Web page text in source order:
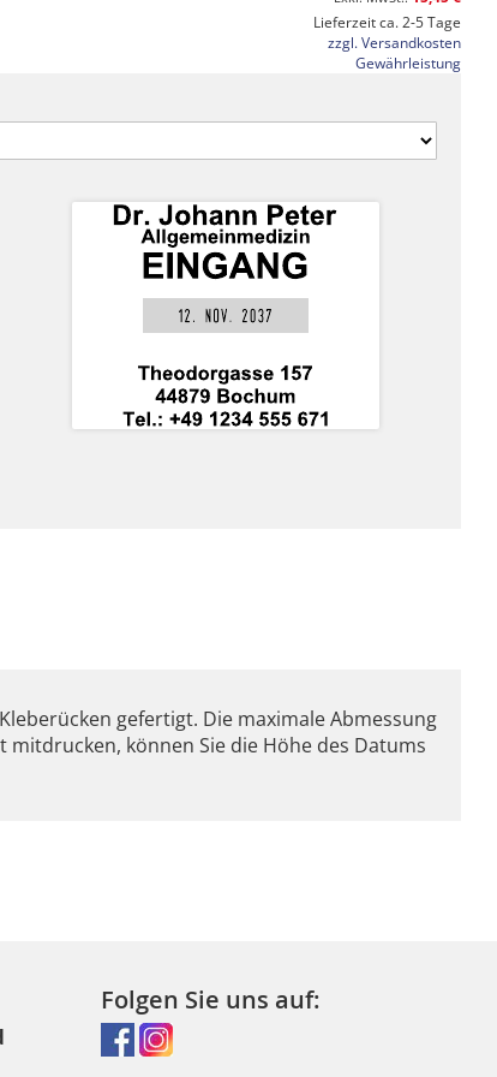
Lieferzeit ca. 2-5 Tage
zzgl. Versandkosten
Gewährleistung
gefertigt. Die maximale Abmessung
können Sie die Höhe des Datums
Folgen Sie uns auf: